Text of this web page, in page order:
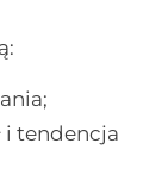
i tendencja